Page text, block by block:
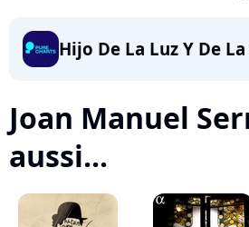
Hijo De La Luz Y De
Joan Manuel
aussi...